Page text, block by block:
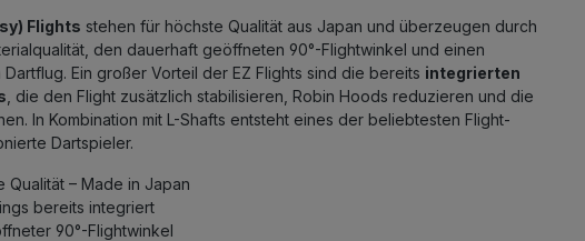
Flights stehen für höchste Qualität aus Japan und überzeugen durch
den dauerhaft geöffneten 90°-Flightwinkel und einen
Ein großer Vorteil der EZ Flights sind die bereits integrierten
, die den Flight zusätzlich stabilisieren, Robin Hoods reduzieren und die
In Kombination mit L-Shafts entsteht eines der beliebtesten Flight-
Dartspieler.
Qualität – Made in Japan
bereits integriert
90°-Flightwinkel